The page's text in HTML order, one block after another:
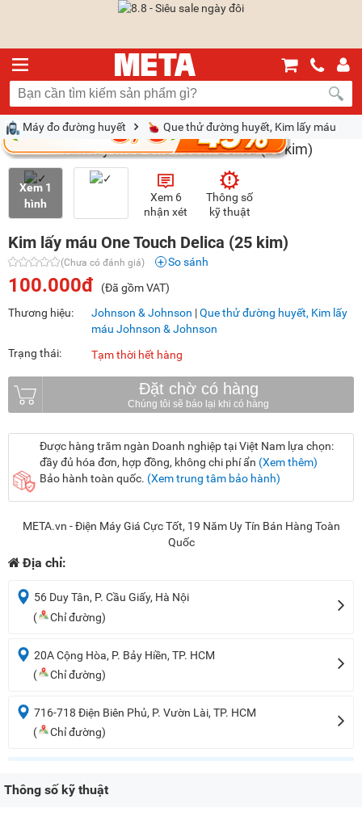
Máy đo đường huyết Que thử đường huyết, Kim lấy máu
Xem 1
hình
Xem 6
nhận xét
Thông số
kỹ thuật
Kim lấy máu One Touch Delica (25 kim)
(Chưa có đánh giá) So sánh
100.000đ
(Đã gồm VAT)
Thương hiệu:
Johnson & Johnson |Que thử đường huyết, Kim lấy
máu Johnson & Johnson
Trạng thái:
Tạm thời hết hàng
Đặt chờ có hàng
Được hàng trăm ngàn Doanh nghiệp tại Việt Nam lựa chọn:
đầy đủ hóa đơn, hợp đồng, không chi phí ẩn (Xem thêm)
Bảo hành toàn quốc. (Xem trung tâm bảo hành)
META.vn - Điện Máy Giá Cực Tốt, 19 Năm Uy Tín Bán Hàng Toàn
Quốc
Địa chỉ:
56 Duy Tân, P. Cầu Giấy, Hà Nội
(
Chỉ đường)
20A Cộng Hòa, P. Bảy Hiền, TP. HCM
(
Chỉ đường)
716-718 Điện Biên Phủ, P. Vườn Lài, TP. HCM
(
Chỉ đường)
Thông số kỹ thuật